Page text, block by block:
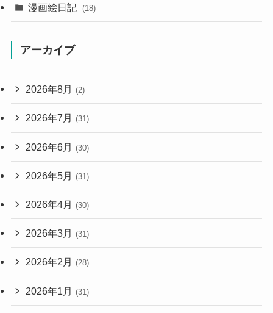
漫画絵日記 (18)
アーカイブ
2026年8月 (2)
2026年7月 (31)
2026年6月 (30)
2026年5月 (31)
2026年4月 (30)
2026年3月 (31)
2026年2月 (28)
2026年1月 (31)